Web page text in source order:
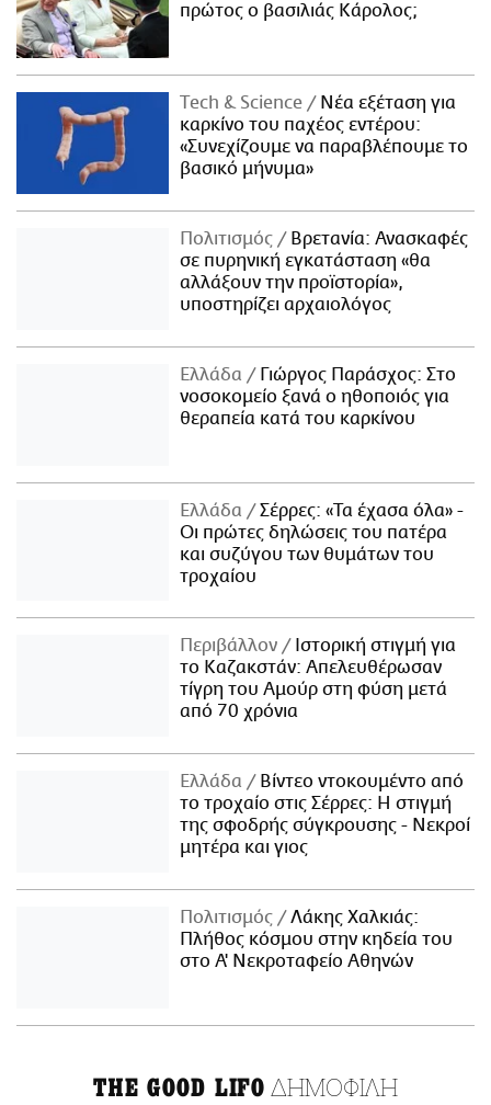
πρώτος ο βασιλιάς Κάρολος;
Τech & Science
Νέα εξέταση για
καρκίνο του παχέος εντέρου:
«Συνεχίζουμε να παραβλέπουμε το
βασικό μήνυμα»
Πολιτισμός
Βρετανία: Ανασκαφές
σε πυρηνική εγκατάσταση «θα
αλλάξουν την προϊστορία»,
υποστηρίζει αρχαιολόγος
Ελλάδα
Γιώργος Παράσχος: Στο
νοσοκομείο ξανά ο ηθοποιός για
θεραπεία κατά του καρκίνου
Ελλάδα
Σέρρες: «Τα έχασα όλα» -
Οι πρώτες δηλώσεις του πατέρα
και συζύγου των θυμάτων του
τροχαίου
Περιβάλλον
Ιστορική στιγμή για
το Καζακστάν: Απελευθέρωσαν
τίγρη του Αμούρ στη φύση μετά
από 70 χρόνια
Ελλάδα
Βίντεο ντοκουμέντο από
το τροχαίο στις Σέρρες: Η στιγμή
της σφοδρής σύγκρουσης - Νεκροί
μητέρα και γιος
Πολιτισμός
Λάκης Χαλκιάς:
Πλήθος κόσμου στην κηδεία του
στο Α' Νεκροταφείο Αθηνών
THE GOOD LIFO ΔΗΜΟΦΙΛΗ